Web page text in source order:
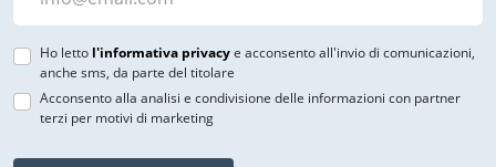
Ho letto l'informativa privacye acconsento all'invio di comunicazioni,
anche sms, da parte del titolare
Acconsento alla analisi e condivisione delle informazioni con partner
terzi per motivi di marketing